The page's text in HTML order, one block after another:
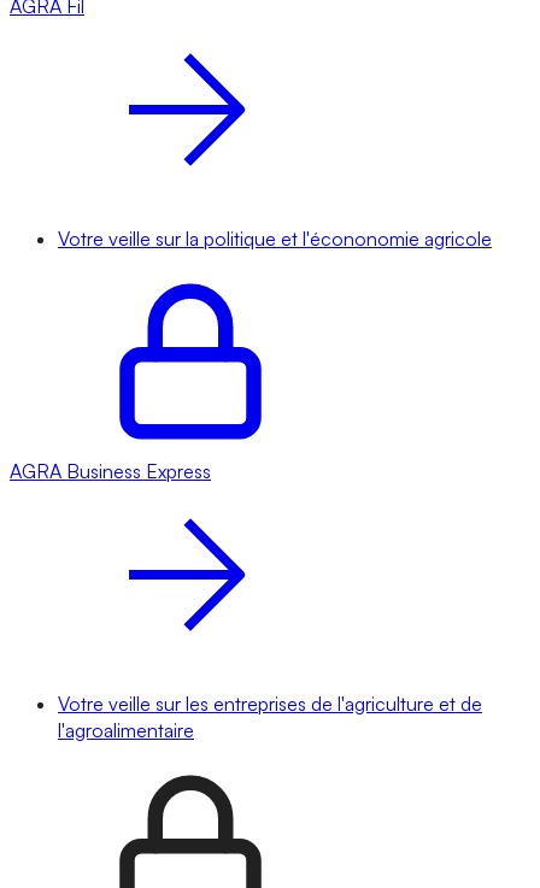
AGRA Fil
Votre veille sur la politique et l'écononomie agricole
AGRA Business Express
Votre veille sur les entreprises de l'agriculture et de
l'agroalimentaire